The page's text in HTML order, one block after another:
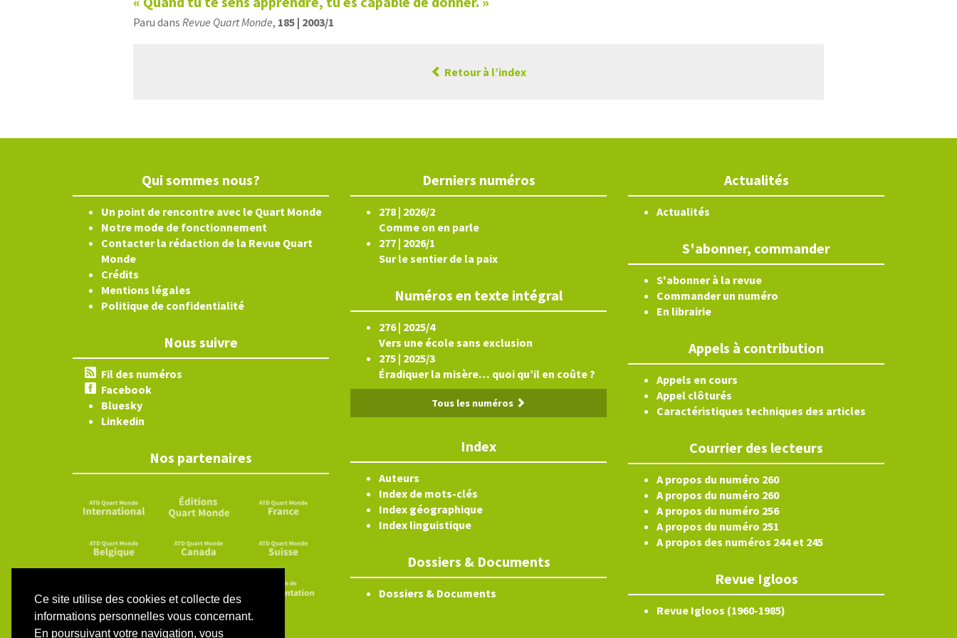
Ce site utilise des cookies et collecte des
informations personnelles vous concernant.
En poursuivant votre navigation, vous
Paru dans Revue Quart Monde, 185 | 2003/1
Retour à l’index
Qui sommes nous?
Un point de rencontre avec le Quart Monde
Notre mode de fonctionnement
Contacter la rédaction de la Revue Quart
Monde
Crédits
Mentions légales
Politique de confidentialité
Nous suivre
Fil des numéros
Facebook
Bluesky
Linkedin
Nos partenaires
Derniers numéros
278 | 2026/2
Comme on en parle
277 | 2026/1
Sur le sentier de la paix
Numéros en texte intégral
276 | 2025/4
Vers une école sans exclusion
275 | 2025/3
Éradiquer la misère… quoi qu’il en coûte ?
Tous les numéros
Index
Auteurs
Index de mots-clés
Index géographique
Index linguistique
Dossiers & Documents
Dossiers & Documents
Actualités
Actualités
S'abonner, commander
S'abonner à la revue
Commander un numéro
En librairie
Appels à contribution
Appels en cours
Appel clôturés
Caractéristiques techniques des articles
Courrier des lecteurs
A propos du numéro 260
A propos du numéro 260
A propos du numéro 256
A propos du numéro 251
A propos des numéros 244 et 245
Revue Igloos
Revue Igloos (1960-1985)